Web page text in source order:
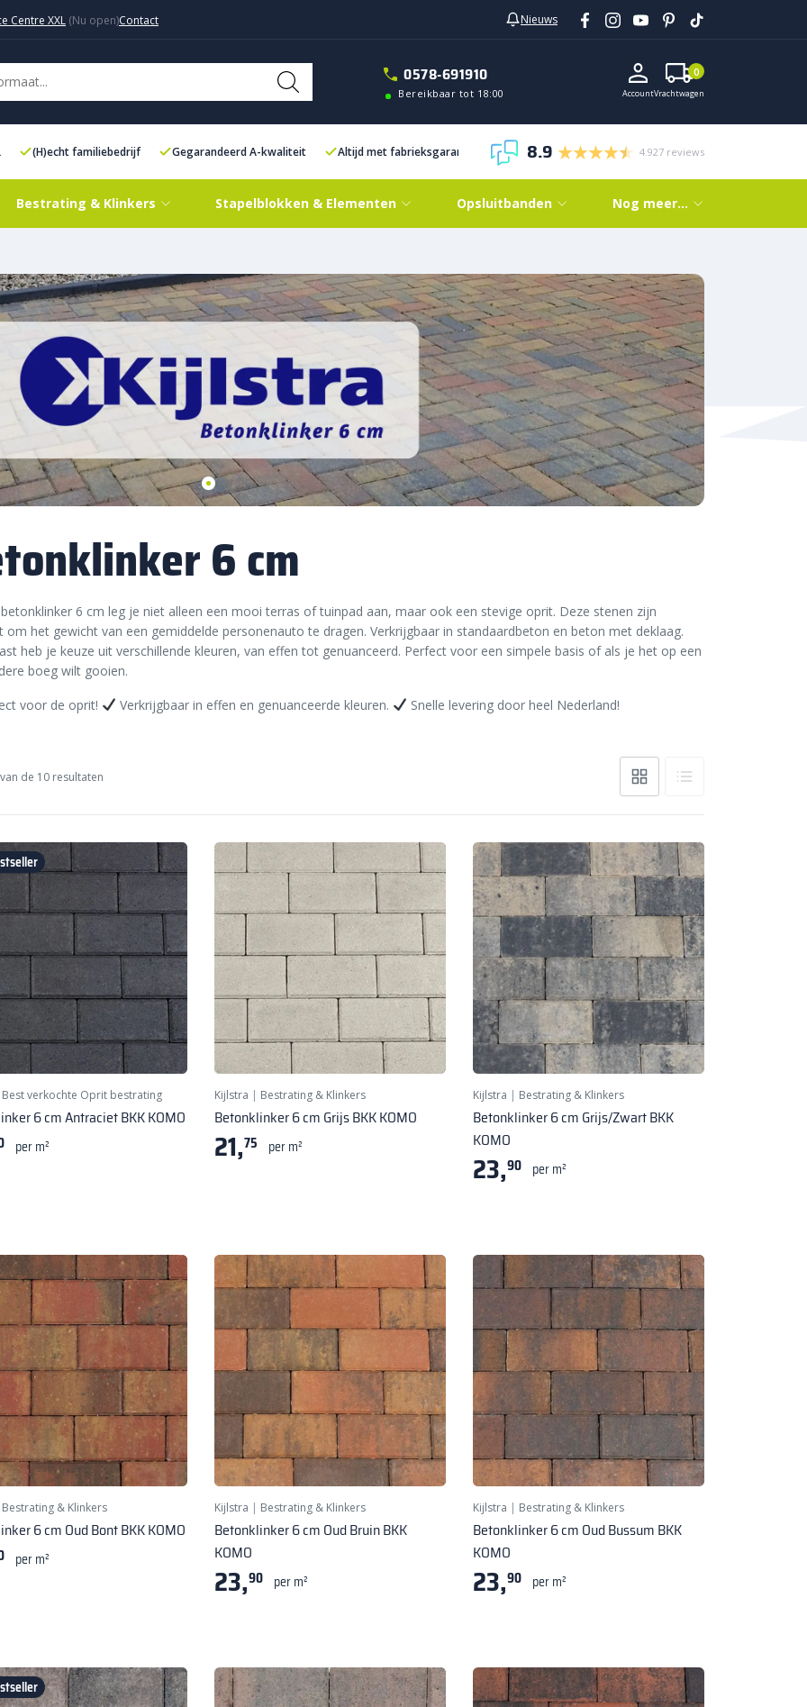
Centre XXL Contact Nieuws
0578-691910
Bereikbaar tot 18:00 AccountVrachtwagen
0
(H)echt familiebedrijf Gegarandeerd A-kwaliteit Altijd met fabrieksgarantie 8.9 4.927 reviews
Bestrating & Klinkers Stapelblokken & Elementen Opsluitbanden Nog meer…
6 cm
6 cm leg je niet alleen een mooi terras of tuinpad aan, maar ook een stevige oprit. Deze stenen zijn
om het gewicht van een gemiddelde personenauto te dragen. Verkrijgbaar in standaardbeton en beton met deklaag.
heb je keuze uit verschillende kleuren, van effen tot genuanceerd. Perfect voor een simpele basis of als je het op een
boeg wilt gooien.
voor de oprit!
Verkrijgbaar in effen en genuanceerde kleuren. Snelle levering door heel Nederland!
van de 10 resultaten
Best verkochte Oprit bestrating
6 cm Antraciet BKK KOMO
per m²
Kijlstra | Bestrating & Klinkers
Betonklinker 6 cm Grijs BKK KOMO
21,75 per m²
Kijlstra | Bestrating & Klinkers
Betonklinker 6 cm Grijs/Zwart BKK
KOMO
23,90 per m²
Bestrating & Klinkers
6 cm Oud Bont BKK KOMO
per m²
Kijlstra | Bestrating & Klinkers
Betonklinker 6 cm Oud Bruin BKK
KOMO
23,90 per m²
Kijlstra | Bestrating & Klinkers
Betonklinker 6 cm Oud Bussum BKK
KOMO
23,90 per m²